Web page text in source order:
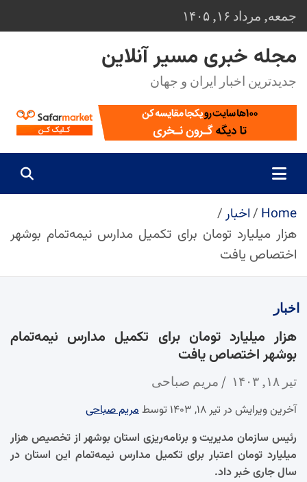
to
content
جمعه, مرداد ۱۶, ۱۴۰۵
مجله خبری مسیر آنلاین
جدیدترین اخبار ایران و جهان
Home
اخبار
هزار میلیارد تومان برای تکمیل مدارس نیمه‌تمام بوشهر
اختصاص یافت
اخبار
هزار میلیارد تومان برای تکمیل مدارس نیمه‌تمام
بوشهر اختصاص یافت
تیر ۱۸, ۱۴۰۳ مریم صباحی
آخرین ویرایش در تیر ۱۸, ۱۴۰۳ توسط
مریم صباحی
رئیس سازمان مدیریت و برنامه‌ریزی استان بوشهر از تخصیص هزار
میلیارد تومان اعتبار برای تکمیل مدارس نیمه‌تمام این استان در
سال جاری خبر داد.